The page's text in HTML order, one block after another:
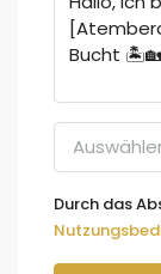
Durch das